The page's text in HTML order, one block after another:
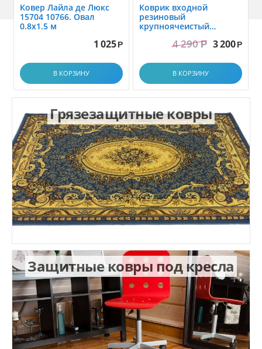
Ковер Лайла де Люкс
15704 10766. Овал
0.8x1.5 м
1 025 Р
В КОРЗИНУ
Коврик вxодной
резиновый
крупноячеистый
1.0x1.5 м4 290 Р 3 200 Р
В КОРЗИНУ
Грязезащитные ковры
Защитные ковры под кресла